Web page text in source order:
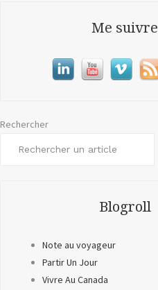
Me suivre
Rechercher
Blogroll
Note au voyageur
Partir Un Jour
Vivre Au Canada